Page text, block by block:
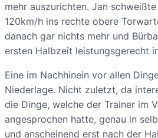
mehr auszurichten. Jan
120km/h ins rechte obere
danach gar nichts mehr und
ersten Halbzeit leistungsgerecht
Eine im Nachhinein vor allen
Niederlage. Nicht zuletzt, da
die Dinge, welche der Trainer im
angesprochen hatte, genau in
und anscheinend erst nach der